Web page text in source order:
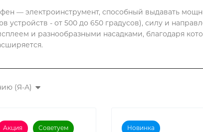
— электроинструмент, способный выдавать
устройств - от 500 до 650 градусов), силу и
и разнообразными насадками, благодаря
(Я-А)
Акция Советуем Новинка